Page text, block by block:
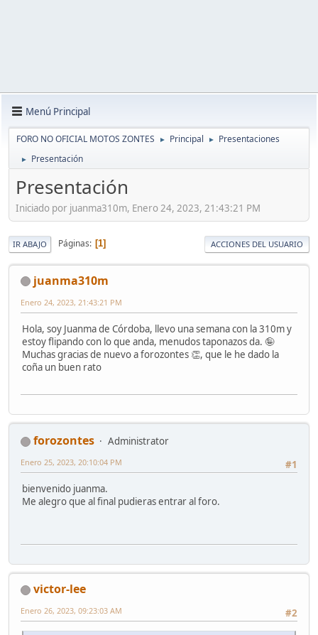
Menú Principal
FORO NO OFICIAL MOTOS ZONTES ► Principal ► Presentaciones
► Presentación
Presentación
Iniciado por juanma310m, Enero 24, 2023, 21:43:21 PM
IR ABAJO Páginas 1 ACCIONES DEL USUARIO
juanma310m
Enero 24, 2023, 21:43:21 PM
Hola, soy Juanma de Córdoba, llevo una semana con la 310m y
estoy flipando con lo que anda, menudos taponazos da. 🤪
Muchas gracias de nuevo a forozontes 👏, que le he dado la
coña un buen rato
forozontes
Administrator
#1
Enero 25, 2023, 20:10:04 PM
bienvenido juanma.
Me alegro que al final pudieras entrar al foro.
victor-lee
#2
Enero 26, 2023, 09:23:03 AM